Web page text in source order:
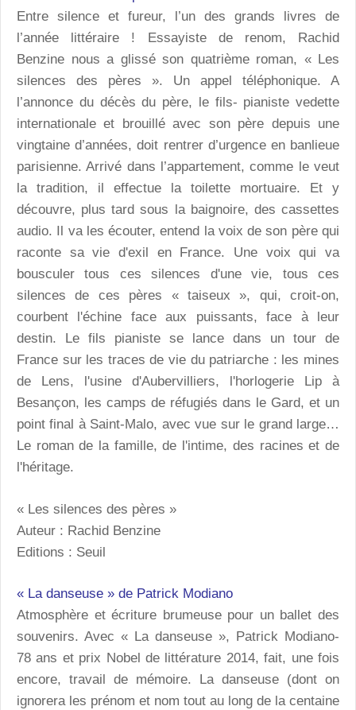
Entre silence et fureur, l’un des grands livres de
l’année littéraire ! Essayiste de renom, Rachid
Benzine nous a glissé son quatrième roman, « Les
silences des pères ». Un appel téléphonique. A
l’annonce du décès du père, le fils- pianiste vedette
internationale et brouillé avec son père depuis une
vingtaine d’années, doit rentrer d’urgence en banlieue
parisienne. Arrivé dans l’appartement, comme le veut
la tradition, il effectue la toilette mortuaire. Et y
découvre, plus tard sous la baignoire, des cassettes
audio. Il va les écouter, entend la voix de son père qui
raconte sa vie d'exil en France. Une voix qui va
bousculer tous ces silences d'une vie, tous ces
silences de ces pères « taiseux », qui, croit-on,
courbent l'échine face aux puissants, face à leur
destin. Le fils pianiste se lance dans un tour de
France sur les traces de vie du patriarche : les mines
de Lens, l'usine d'Aubervilliers, l'horlogerie Lip à
Besançon, les camps de réfugiés dans le Gard, et un
point final à Saint-Malo, avec vue sur le grand large…
Le roman de la famille, de l'intime, des racines et de
l'héritage.
« Les silences des pères »
Auteur : Rachid Benzine
Editions : Seuil
« La danseuse » de Patrick Modiano
Atmosphère et écriture brumeuse pour un ballet des
souvenirs. Avec « La danseuse », Patrick Modiano-
78 ans et prix Nobel de littérature 2014, fait, une fois
encore, travail de mémoire. La danseuse (dont on
ignorera les prénom et nom tout au long de la centaine